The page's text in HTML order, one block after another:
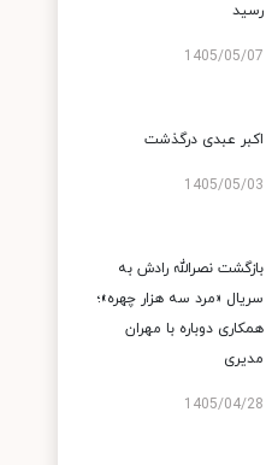
رسید
1405/05/07
اکبر عبدی درگذشت
1405/05/03
بازگشت نصرالله رادش به
سریال «مرد سه هزار چهره»؛
همکاری دوباره با مهران
مدیری
1405/04/28